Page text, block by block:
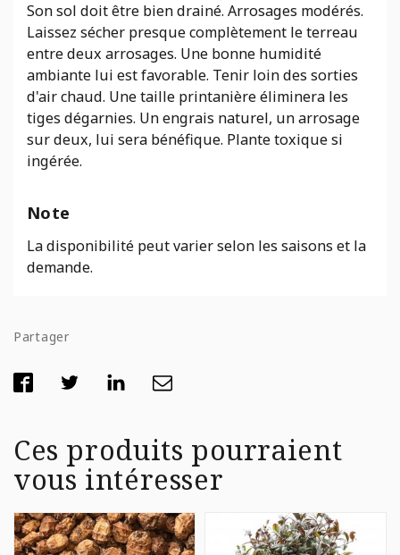
Son sol doit être bien drainé. Arrosages modérés.
Laissez sécher presque complètement le terreau
entre deux arrosages. Une bonne humidité
ambiante lui est favorable. Tenir loin des sorties
d'air chaud. Une taille printanière éliminera les
tiges dégarnies. Un engrais naturel, un arrosage
sur deux, lui sera bénéfique. Plante toxique si
ingérée.
Note
La disponibilité peut varier selon les saisons et la
demande.
Partager
Ces produits pourraient
vous intéresser